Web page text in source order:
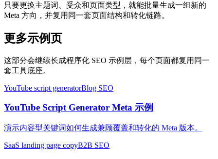
只要更换主题词、受众和页面类型，就能批量生成一组新的
Meta 方向，并复用同一套页面结构和转化链路。
更多示例页
这部分会继续长成程序化 SEO 示例层，每个页面都复用同一
套工具底座。
YouTube script generatorBlog SEO
YouTube Script Generator Meta 示例
演示内容型关键词如何生成兼顾覆盖和转化的 Meta 版本。
SaaS landing page copyB2B SEO